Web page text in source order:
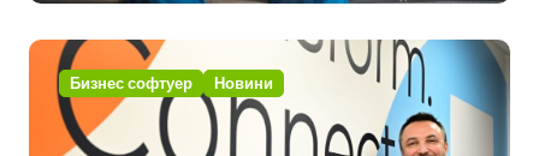
Бизнес софтуер Новини